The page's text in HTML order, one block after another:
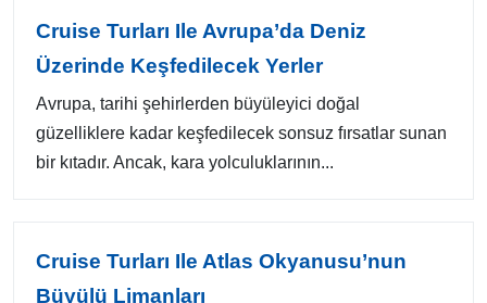
Cruise Turları Ile Avrupa’da Deniz
Üzerinde Keşfedilecek Yerler
Avrupa, tarihi şehirlerden büyüleyici doğal
güzelliklere kadar keşfedilecek sonsuz fırsatlar sunan
bir kıtadır. Ancak, kara yolculuklarının...
Cruise Turları Ile Atlas Okyanusu’nun
Büyülü Limanları